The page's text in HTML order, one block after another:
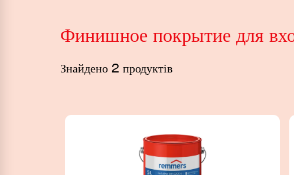
Финишное покрытие для
Знайдено 2 продуктів